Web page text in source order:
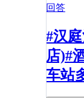
回答
#汉
店)#
车站